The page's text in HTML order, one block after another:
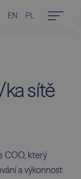
EN PL
sítě
COO, který
a výkonnost